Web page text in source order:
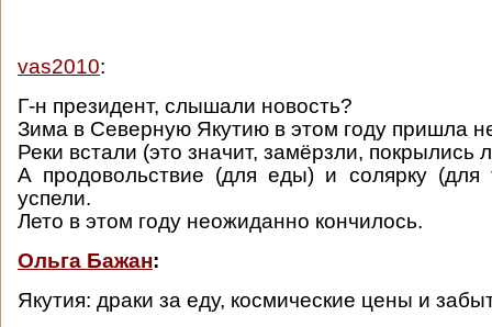
vas2010:
Г-н президент, слышали новость?
Зима в Северную Якутию в этом году пришла
Реки встали (это значит, замёрзли, покрылись
А продовольствие (для еды) и солярку (для
успели.
Лето в этом году неожиданно кончилось.
Ольга Бажан:
Якутия: драки за еду, космические цены и